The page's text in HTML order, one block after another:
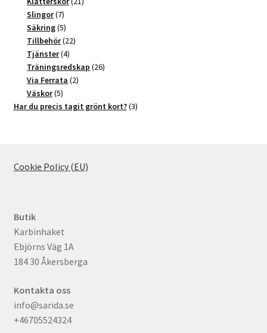
Slingor 77
produkter
Säkring 55
produkter
Tillbehör 2222
Tjänster 44
produkter
Träningsredskap 2626
Via Ferrata 22
Väskor 55
produkter
Har du precis tagit grönt kort? 33
Cookie Policy (EU)
Butik
Karbinhaket
Ebjörns Väg 1A
184 30 Åkersberga
Kontakta oss
info@sarida.se
+46705524324